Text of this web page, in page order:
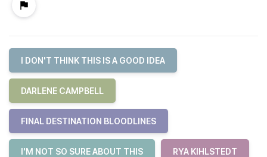
I DON'T THINK THIS IS A GOOD IDEA
DARLENE CAMPBELL
FINAL DESTINATION BLOODLINES
I'M NOT SO SURE ABOUT THIS RYA KIHLSTEDT